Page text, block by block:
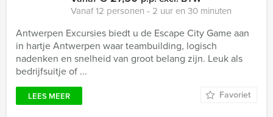
Vanaf 12 personen ‐ 2 uur en 30 minuten
Antwerpen Excursies biedt u de Escape City Game aan
in hartje Antwerpen waar teambuilding, logisch
nadenken en snelheid van groot belang zijn. Leuk als
bedrijfsuitje of ...
LEES MEER Favoriet